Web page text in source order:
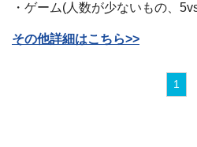
・ゲーム(人数が少ないもの、
その他詳細はこちら>>
1